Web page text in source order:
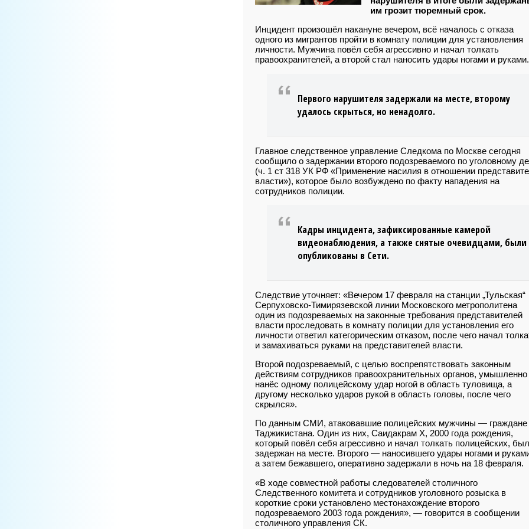
им грозит тюремный срок.
Инцидент произошёл накануне вечером, всё началось с отказа
одного из мигрантов пройти в комнату полиции для установления
личности. Мужчина повёл себя агрессивно и начал толкать
правоохранителей, а второй стал наносить удары ногами и руками.
Первого нарушителя задержали на месте, второму
удалось скрыться, но ненадолго.
Главное следственное управление Следкома по Москве сегодня
сообщило о задержании второго подозреваемого по уголовному
(ч. 1 ст 318 УК РФ «Применение насилия в отношении
власти»), которое было возбуждено по факту нападения на
сотрудников полиции.
Кадры инцидента, зафиксированные камерой
видеонаблюдения, а также снятые очевидцами, были
опубликованы в Сети.
Следствие уточняет: «Вечером 17 февраля на станции „Тульская“
Серпуховско-Тимирязевской линии Московского метрополитена
один из подозреваемых на законные требования представителей
власти проследовать в комнату полиции для установления его
личности ответил категорическим отказом, после чего начал
и замахиваться руками на представителей власти.
Второй подозреваемый, с целью воспрепятствовать законным
действиям сотрудников правоохранительных органов, умышленно
нанёс одному полицейскому удар ногой в область туловища, а
другому несколько ударов рукой в область головы, после чего
скрылся».
По данным СМИ, атаковавшие полицейских мужчины — граждане
Таджикистана. Один из них, Саидакрам Х, 2000 года рождения,
который повёл себя агрессивно и начал толкать полицейских, был
задержан на месте. Второго — наносившего удары ногами и
а затем бежавшего, оперативно задержали в ночь на 18 февраля.
«В ходе совместной работы следователей столичного
Следственного комитета и сотрудников уголовного розыска в
короткие сроки установлено местонахождение второго
подозреваемого 2003 года рождения», — говорится в сообщении
столичного управления СК.